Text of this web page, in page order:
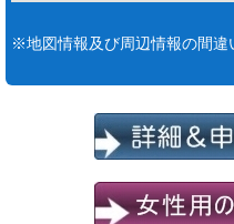
※地図情報及び周辺情報の間違